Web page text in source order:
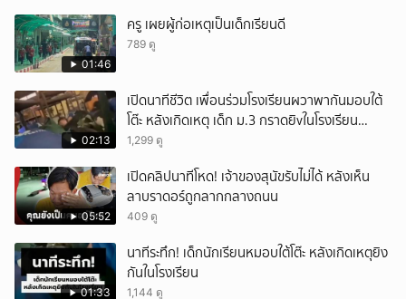
01:46
ครู เผยผู้ก่อเหตุเป็นเด็กเรียนดี
789 ดู
02:13
เปิดนาทีชีวิต เพื่อนร่วมโรงเรียนผวาพากันมอบใต้
โต๊ะ หลังเกิดเหตุ เด็ก ม.3 กราดยิvในโรงเรียน
เทพศิรินทร์นนท์ แบบไม่เลือกหน้า เสียงปืนดังสนั่น
1,299 ดู
05:52
เปิดคลิปนาทีโหด! เจ้าของสุนัขรับไม่ได้ หลังเห็น
ลาบราดอร์ถูกลากกลางถนน
409 ดู
01:33
นาทีระทึก! เด็กนักเรียนหมอบใต้โต๊ะ หลังเกิดเหตุยิง
กันในโรงเรียน
1,144 ดู